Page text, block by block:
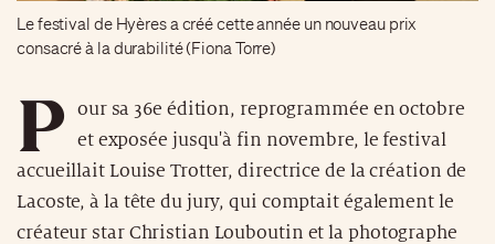
Le festival de Hyères a créé cette année un nouveau prix
consacré à la durabilité (Fiona Torre)
P
our sa 36e édition, reprogrammée en octobre
et exposée jusqu'à fin novembre, le festival
accueillait Louise Trotter, directrice de la création de
Lacoste, à la tête du jury, qui comptait également le
créateur star Christian Louboutin et la photographe